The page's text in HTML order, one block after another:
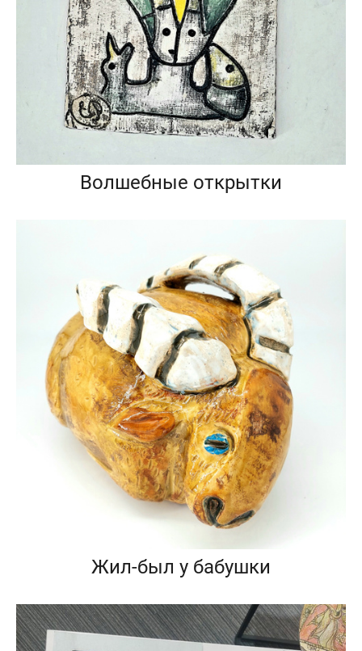
Волшебные открытки
Жил-был у бабушки